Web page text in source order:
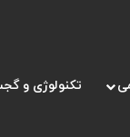
تکنولوژی و